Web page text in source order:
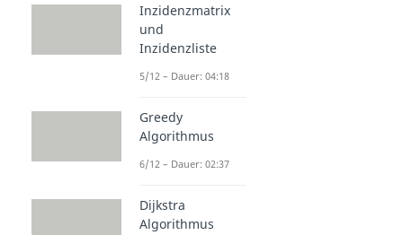
Inzidenzmatrix
und
Inzidenzliste
5/12 – Dauer: 04:18
Greedy
Algorithmus
6/12 – Dauer: 02:37
Dijkstra
Algorithmus